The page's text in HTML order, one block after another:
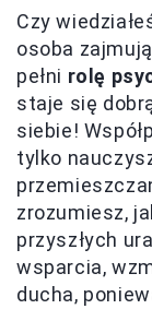
Czy
osoba
pełni rolę
staje się
siebie!
tylko
zrozumiesz,
przyszłych
wsparcia,
ducha,